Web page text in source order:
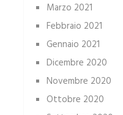
Marzo 2021
Febbraio 2021
Gennaio 2021
Dicembre 2020
Novembre 2020
Ottobre 2020